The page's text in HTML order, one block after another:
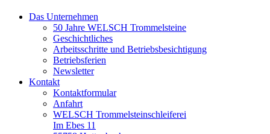
Das Unternehmen
50 Jahre WELSCH Trommelsteine
Geschichtliches
Arbeitsschritte und Betriebsbesichtigung
Betriebsferien
Newsletter
Kontakt
Kontaktformular
Anfahrt
WELSCH Trommelsteinschleiferei
Im Ebes 11